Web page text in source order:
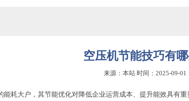
空压机节能技巧有哪
来源：本站 时间：2025-09-01
能耗大户，其节能优化对降低企业运营成本、提升能效具有